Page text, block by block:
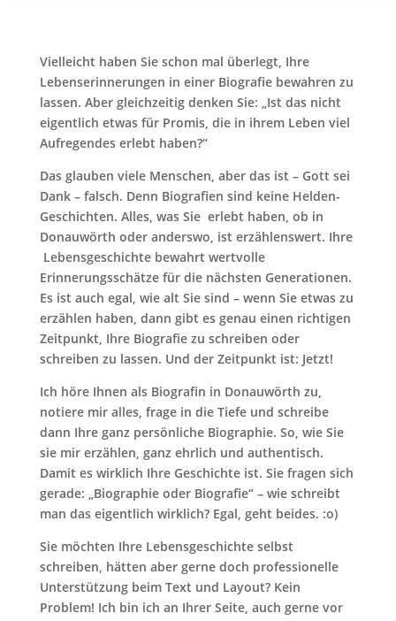
Vielleicht haben Sie schon mal überlegt, Ihre
Lebenserinnerungen in einer Biografie bewahren zu
lassen. Aber gleichzeitig denken Sie: „Ist das nicht
eigentlich etwas für Promis, die in ihrem Leben viel
Aufregendes erlebt haben?“
Das glauben viele Menschen, aber das ist – Gott sei
Dank – falsch. Denn Biografien sind keine Helden-
Geschichten. Alles, was Sie erlebt haben, ob in
Donauwörth oder anderswo, ist erzählenswert. Ihre
Lebensgeschichte bewahrt wertvolle
Erinnerungsschätze für die nächsten Generationen.
Es ist auch egal, wie alt Sie sind – wenn Sie etwas zu
erzählen haben, dann gibt es genau einen richtigen
Zeitpunkt, Ihre Biografie zu schreiben oder
schreiben zu lassen. Und der Zeitpunkt ist: Jetzt!
Ich höre Ihnen als Biografin in Donauwörth zu,
notiere mir alles, frage in die Tiefe und schreibe
dann Ihre ganz persönliche Biographie. So, wie Sie
sie mir erzählen, ganz ehrlich und authentisch.
Damit es wirklich Ihre Geschichte ist. Sie fragen sich
gerade: „Biographie oder Biografie“ – wie schreibt
man das eigentlich wirklich? Egal, geht beides. :o)
Sie möchten Ihre Lebensgeschichte selbst
schreiben, hätten aber gerne doch professionelle
Unterstützung beim Text und Layout? Kein
Problem! Ich bin ich an Ihrer Seite, auch gerne vor